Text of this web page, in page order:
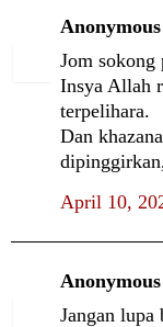
Jom
Insya Allah
terpelihara.
Dan
April 10,
Jangan lupa